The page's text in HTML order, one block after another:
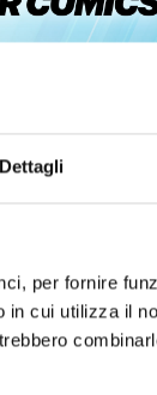
Dettagli
per fornire
cui utilizza il